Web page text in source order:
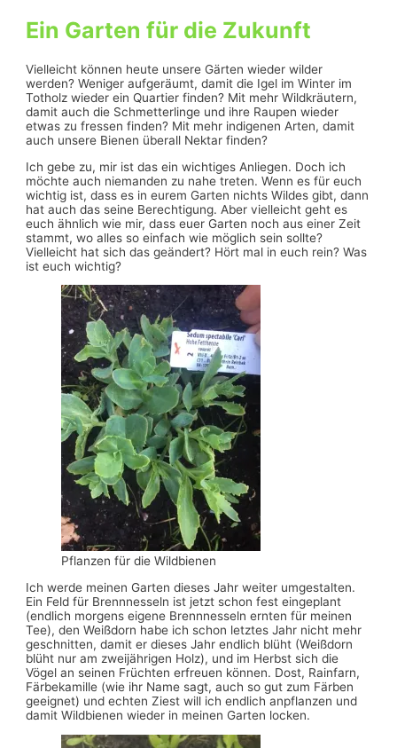
Ein Garten für die Zukunft
Vielleicht können heute unsere Gärten wieder wilder
werden? Weniger aufgeräumt, damit die Igel im Winter im
Totholz wieder ein Quartier finden? Mit mehr Wildkräutern,
damit auch die Schmetterlinge und ihre Raupen wieder
etwas zu fressen finden? Mit mehr indigenen Arten, damit
auch unsere Bienen überall Nektar finden?
Ich gebe zu, mir ist das ein wichtiges Anliegen. Doch ich
möchte auch niemanden zu nahe treten. Wenn es für euch
wichtig ist, dass es in eurem Garten nichts Wildes gibt, dann
hat auch das seine Berechtigung. Aber vielleicht geht es
euch ähnlich wie mir, dass euer Garten noch aus einer Zeit
stammt, wo alles so einfach wie möglich sein sollte?
Vielleicht hat sich das geändert? Hört mal in euch rein? Was
ist euch wichtig?
Pflanzen für die Wildbienen
Ich werde meinen Garten dieses Jahr weiter umgestalten.
Ein Feld für Brennnesseln ist jetzt schon fest eingeplant
(endlich morgens eigene Brennnesseln ernten für meinen
Tee), den Weißdorn habe ich schon letztes Jahr nicht mehr
geschnitten, damit er dieses Jahr endlich blüht (Weißdorn
blüht nur am zweijährigen Holz), und im Herbst sich die
Vögel an seinen Früchten erfreuen können. Dost, Rainfarn,
Färbekamille (wie ihr Name sagt, auch so gut zum Färben
geeignet) und echten Ziest will ich endlich anpflanzen und
damit Wildbienen wieder in meinen Garten locken.